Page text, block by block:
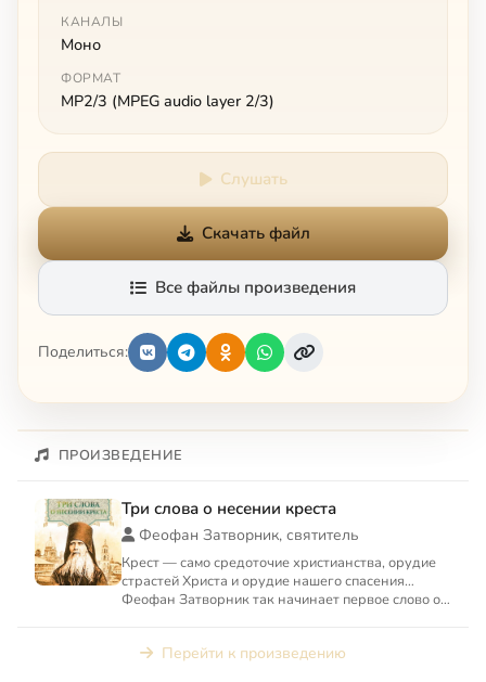
КАНАЛЫ
Моно
ФОРМАТ
MP2/3 (MPEG audio layer 2/3)
Слушать
Скачать файл
Все файлы произведения
Поделиться:
ПРОИЗВЕДЕНИЕ
Три слова о несении креста
Феофан Затворник, святитель
Крест — само средоточие христианства, орудие
страстей Христа и орудие нашего спасения…
Феофан Затворник так начинает первое слово о
Перейти к произведению